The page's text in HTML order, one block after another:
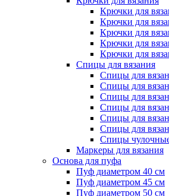
Крючки для
Крючки для
Крючки для
Крючки для
Крючки для
Спицы для вязания
Спицы для
Спицы для
Спицы для
Спицы для
Спицы для
Спицы для
Спицы
Маркеры для вязания
Основа для пуфа
Пуф диаметром 40 см
Пуф диаметром 45 см
Пуф диаметром 50 см